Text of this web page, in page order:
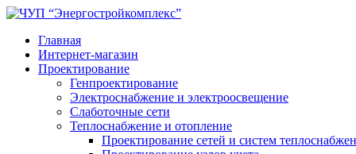
Главная
Интернет-магазин
Проектирование
Генпроектирование
Электроснабжение и электроосвещение
Слаботочные сети
Теплоснабжение и отопление
Проектирование сетей и систем